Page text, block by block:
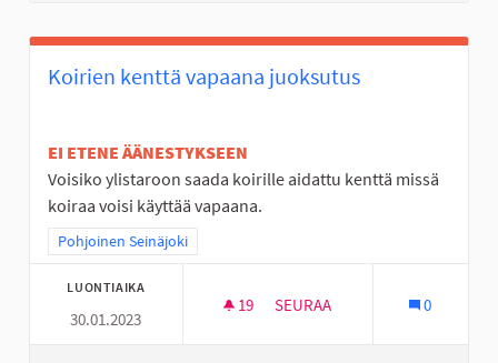
Koirien kenttä vapaana juoksutus
EI ETENE ÄÄNESTYKSEEN
Voisiko ylistaroon saada koirille aidattu kenttä missä
koiraa voisi käyttää vapaana.
Rajaa tulokset teeman mukaan: Pohjoinen Seinäjoki
Pohjoinen Seinäjoki
LUONTIAIKA
30.01.2023
19 19 SEURAAJAA
SEURAA 0